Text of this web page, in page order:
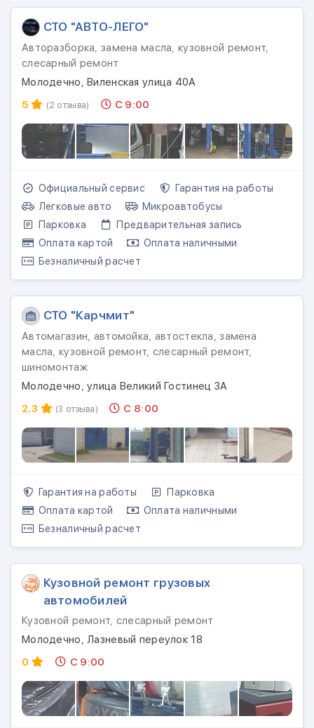
СТО "АВТО-ЛЕГО"
Авторазборка, замена масла, кузовной ремонт,
слесарный ремонт
Молодечно, Виленская улица 40А
5
(2 отзыва) С 9:00
Официальный сервис
Гарантия на работы
Легковые авто
Микроавтобусы
Парковка
Предварительная запись
Оплата картой
Оплата наличными
Безналичный расчет
СТО "Карчмит"
Автомагазин, автомойка, автостекла, замена
масла, кузовной ремонт, слесарный ремонт,
шиномонтаж
Молодечно, улица Великий Гостинец 3А
2.3
(3 отзыва) С 8:00
Гарантия на работы
Парковка
Оплата картой
Оплата наличными
Безналичный расчет
Кузовной ремонт грузовых
автомобилей
Кузовной ремонт, слесарный ремонт
Молодечно, Лазневый переулок 18
0
С 9:00